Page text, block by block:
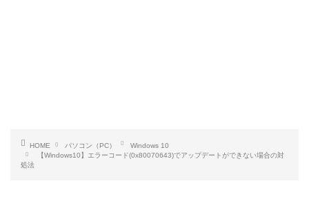
HOME パソコン（PC）
Windows 10
【Windows10】エラーコード(0x80070643)でアップデートができない場合の対
処法